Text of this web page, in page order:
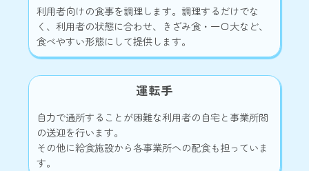
利用者向けの食事を調理します。調理するだけでな
く、利用者の状態に合わせ、きざみ食・一口大など、
食べやすい形態にして提供します。
運転手
自力で通所することが困難な利用者の自宅と事業所間
の送迎を行います。
その他に給食施設から各事業所への配食も担っていま
す。